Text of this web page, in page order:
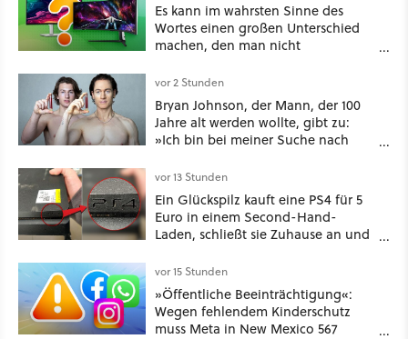
Es kann im wahrsten Sinne des
Wortes einen großen Unterschied
machen, den man nicht
Seitenverhältnis seid ihr unterwegs?
vor 2 Stunden
Bryan Johnson, der Mann, der 100
Jahre alt werden wollte, gibt zu:
»Ich bin bei meiner Suche nach
vor 13 Stunden
Ein Glückspilz kauft eine PS4 für 5
Euro in einem Second-Hand-
Laden, schließt sie Zuhause an und
funktionierende PlayStation [Best of
GameStar]
vor 15 Stunden
»Öffentliche Beeinträchtigung«:
Wegen fehlendem Kinderschutz
muss Meta in New Mexico 567